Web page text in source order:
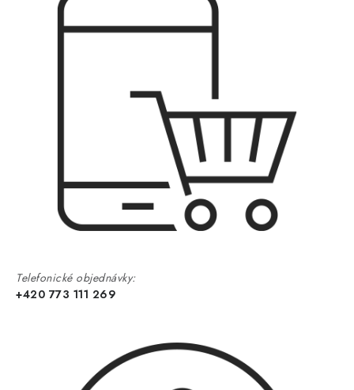
Telefonické objednávky:
+420 773 111 269